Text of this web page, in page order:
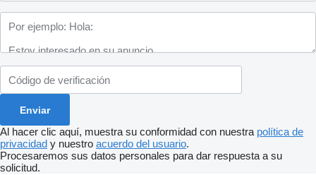
Al hacer clic aquí, muestra su conformidad con nuestra política de
privacidad y nuestro acuerdo del usuario.
Procesaremos sus datos personales para dar respuesta a su
solicitud.